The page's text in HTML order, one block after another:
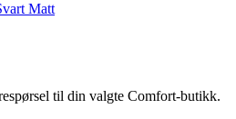
Matt
til din valgte Comfort-butikk.